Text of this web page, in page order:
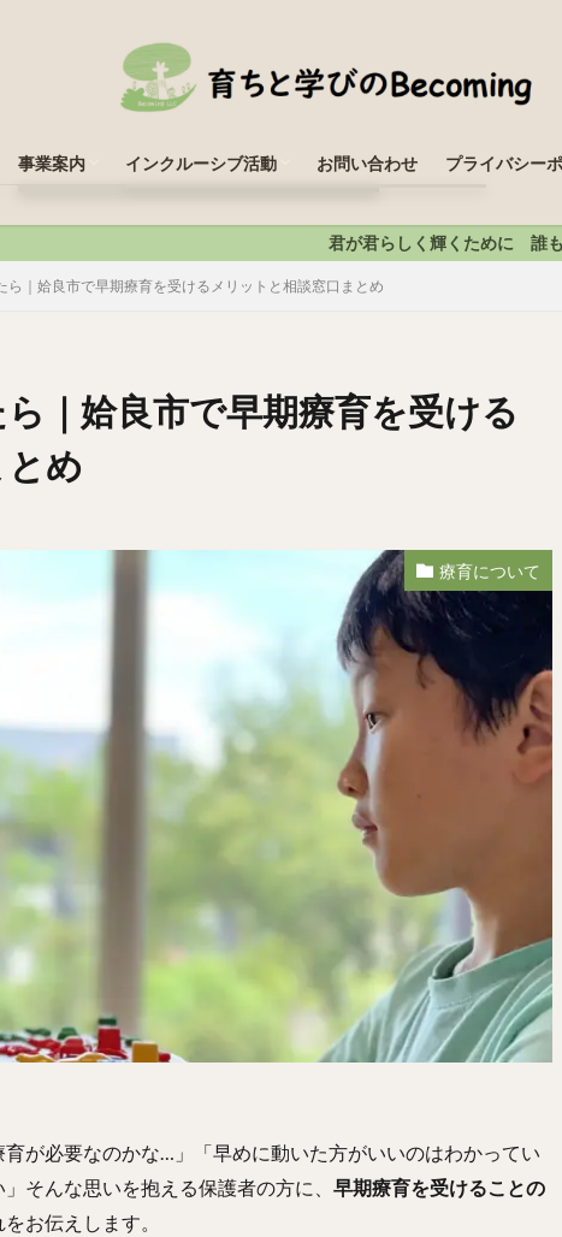
事業案内
Becoming
相談支援
インクルーシブ活動 お問い合わせ プライバシー
君が君らしく輝くために 誰もが自分らしく生きる
ら｜姶良市で早期療育を受けるメリットと相談窓口まとめ
｜姶良市で早期療育を受ける
め
療育について
育が必要なのかな…」「早めに動いた方がいいのはわかってい
そんな思いを抱える保護者の方に、 早期療育を受けることの
お伝えします。